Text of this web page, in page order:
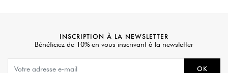
INSCRIPTION À LA NEWSLETTER
Bénéficiez de 10% en vous inscrivant à la newsletter
OK